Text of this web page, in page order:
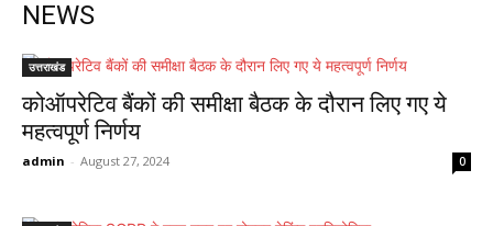
NEWS
उत्तराखंड
कोऑपरेटिव बैंकों की समीक्षा बैठक के दौरान लिए गए ये
महत्वपूर्ण निर्णय
admin - August 27, 2024 0